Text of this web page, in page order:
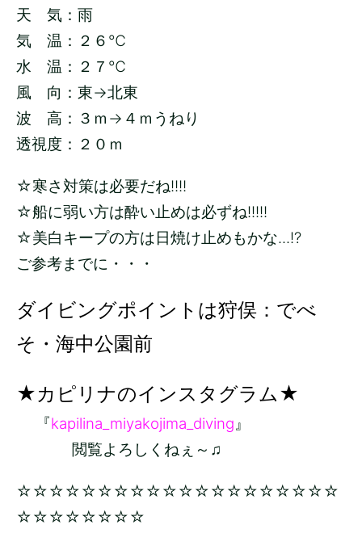
天 気：雨
気 温：２６ ℃
水 温：２７ ℃
風 向：東→北東
波 高：３ ｍ→４ｍうねり
透視度：２０ｍ
☆寒さ対策は必要だね!!!!
☆船に弱い方は酔い止めは必ずね!!!!!
☆美白キープの方は日焼け止めもかな...!?
ご参考までに・・・
ダイビングポイントは狩俣：でべ
そ・海中公園前
★カピリナのインスタグラム★
『kapilina_miyakojima_diving』
閲覧よろしくねぇ～♫
☆☆☆☆☆☆☆☆☆☆☆☆☆☆☆☆☆☆☆☆
☆☆☆☆☆☆☆☆